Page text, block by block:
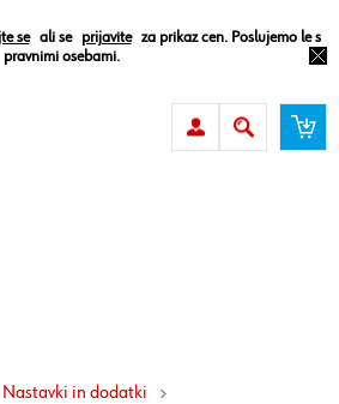
se ali se prijavite
za prikaz cen. Poslujemo le s
pravnimi osebami.
Nastavki in dodatki